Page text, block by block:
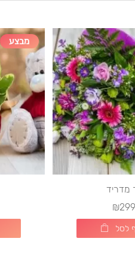
מדריד
₪299
לסל
מבצע